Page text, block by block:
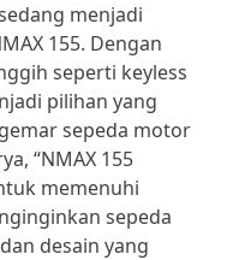
menjadi
155. Dengan
seperti keyless
pilihan yang
sepeda motor
“NMAX 155
memenuhi
sepeda
desain yang